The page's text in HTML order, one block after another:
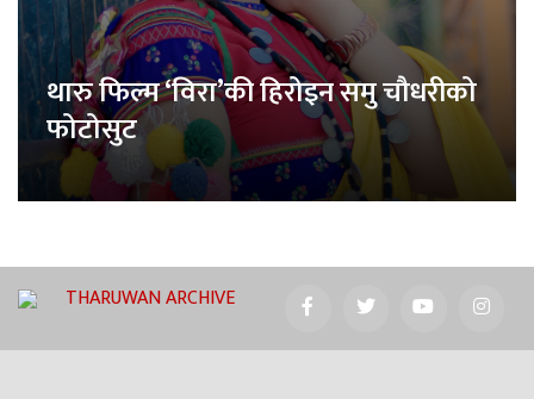
थारु फिल्म ‘विरा’की हिरोइन समु चौधरीको
फोटोसुट
THARUWAN ARCHIVE